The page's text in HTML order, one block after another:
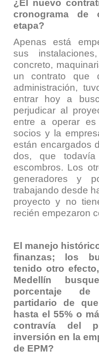
¿El nuevo
cronograma de
etapa?
Apenas está
sus
concreto,
un contrato que
administración,
entrar hoy a
perjudicar al
entre a operar
socios y la
están encargados
dos, que
escombros. Los
generadores y
trabajando desde
proyecto y no
recién empezaron
El manejo
finanzas; los
tenido otro
Medellín
porcentaje de
partidario de
hasta el 55% o
contravía del
inversión en la
de EPM?